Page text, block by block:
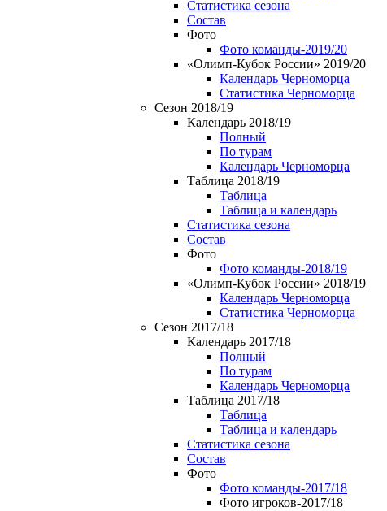
Статистика сезона
Состав
Фото
Фото команды-2019/20
«Олимп-Кубок России» 2019/20
Календарь Черноморца
Статистика Черноморца
Сезон 2018/19
Календарь 2018/19
Полный
По турам
Календарь Черноморца
Таблица 2018/19
Таблица
Таблица и календарь
Статистика сезона
Состав
Фото
Фото команды-2018/19
«Олимп-Кубок России» 2018/19
Календарь Черноморца
Статистика Черноморца
Сезон 2017/18
Календарь 2017/18
Полный
По турам
Календарь Черноморца
Таблица 2017/18
Таблица
Таблица и календарь
Статистика сезона
Состав
Фото
Фото команды-2017/18
Фото игроков-2017/18